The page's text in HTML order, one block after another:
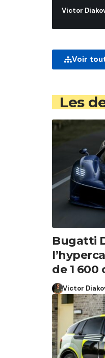
Victor
Voir
Les
Bugatti
de 1 600
Victor